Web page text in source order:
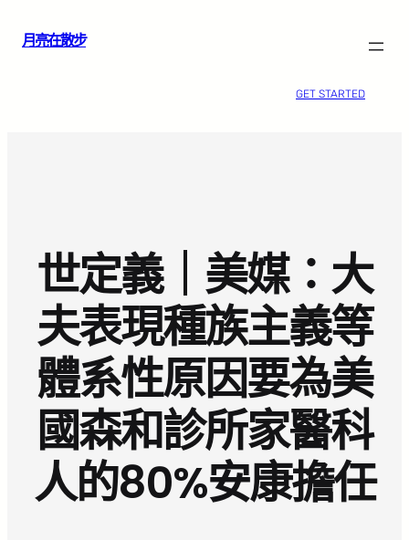
月亮在散步
GET STARTED
世定義｜美媒：大
夫表現種族主義等
體系性原因要為美
國森和診所家醫科
人的80%安康擔任